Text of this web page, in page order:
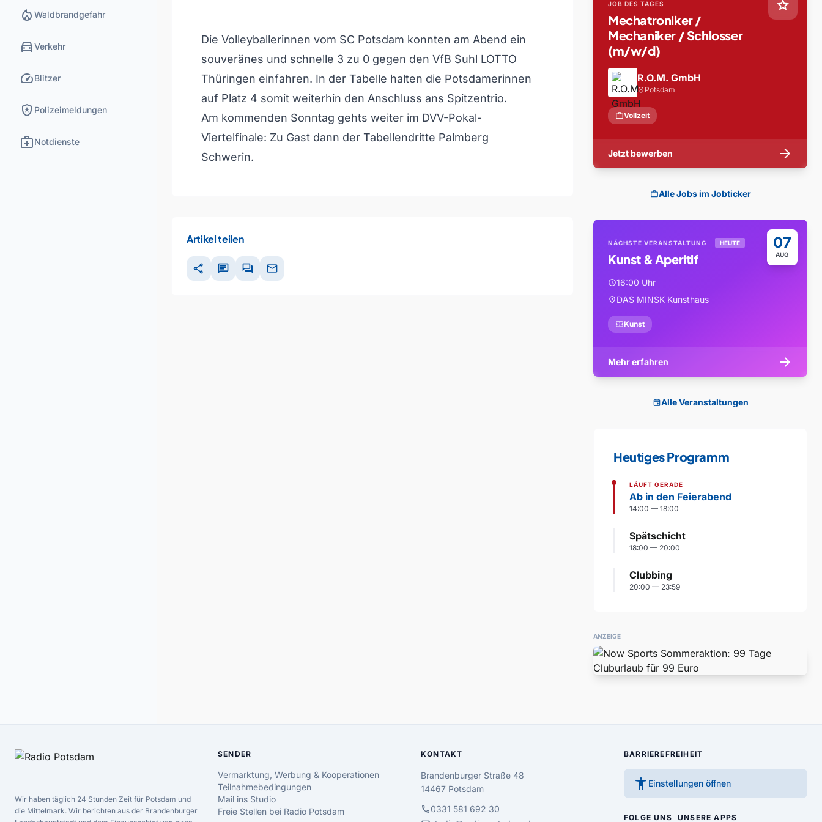
local_fire_department Waldbrandgefahr
directions_carVerkehr
speedBlitzer
local_police Polizeimeldungen
medical_servicesNotdienste
Die Volleyballerinnen vom SC Potsdam konnten am Abend ein
souveränes und schnelle 3 zu 0 gegen den VfB Suhl LOTTO
Thüringen einfahren. In der Tabelle halten die Potsdamerinnen
auf Platz 4 somit weiterhin den Anschluss ans Spitzentrio.
Am kommenden Sonntag gehts weiter im DVV-Pokal-
Viertelfinale: Zu Gast dann der Tabellendritte Palmberg
Schwerin.
Artikel teilen
share chat forum mail
star
JOB DES TAGES
Mechatroniker /
Mechaniker / Schlosser
(m/w/d)
R.O.M. GmbH
location_on Potsdam
workVollzeit
Jetzt bewerben arrow_forward
workAlle Jobs im Jobticker
07
AUG
NÄCHSTE VERANSTALTUNG HEUTE
Kunst & Aperitif
schedule16:00 Uhr
location_onDAS MINSK Kunsthaus
confirmation_numberKunst
Mehr erfahren arrow_forward
eventAlle Veranstaltungen
Heutiges Programm
LÄUFT GERADE
Ab in den Feierabend
14:00 — 18:00
Spätschicht
18:00 — 20:00
Clubbing
20:00 — 23:59
ANZEIGE
Wir haben täglich 24 Stunden Zeit für Potsdam und
die Mittelmark. Wir berichten aus der Brandenburger
SENDER
Vermarktung, Werbung & Kooperationen
Teilnahmebedingungen
Mail ins Studio
Freie Stellen bei Radio Potsdam
KONTAKT
Brandenburger Straße 48
14467 Potsdam
call0331 581 692 30
BARRIEREFREIHEIT
accessibility_new Einstellungen öffnen
FOLGE UNS UNSERE APPS